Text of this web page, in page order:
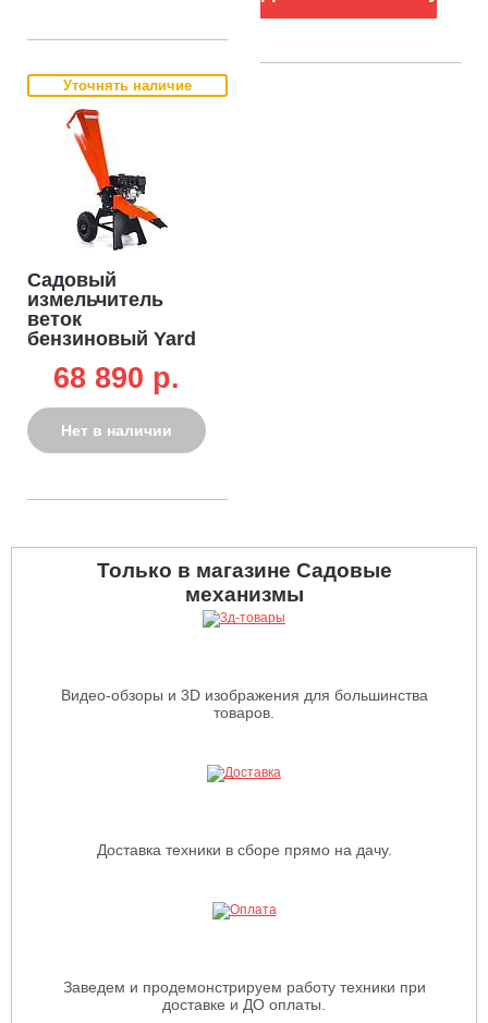
Уточнять наличие
Садовый
измельчитель
веток
бензиновый Yard
(PRC, Rato, 212
см3, ветки до 60
мм, 45 кг)
68 890 p.
Нет в наличии
Только в магазине Садовые
механизмы
Видео-обзоры и 3D изображения для большинства
товаров.
Доставка техники в сборе прямо на дачу.
Заведем и продемонстрируем работу техники при
доставке и ДО оплаты.